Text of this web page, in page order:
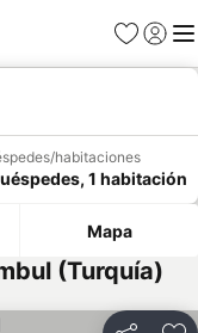
Favoritos
Iniciar
habitaciones
1 habitación
Mapa
(Turquía)